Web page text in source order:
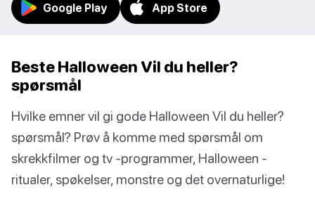
Google Play App Store
Beste Halloween Vil du heller?
spørsmål
Hvilke emner vil gi gode Halloween Vil du heller?
spørsmål? Prøv å komme med spørsmål om
skrekkfilmer og tv -programmer, Halloween -
ritualer, spøkelser, monstre og det overnaturlige!